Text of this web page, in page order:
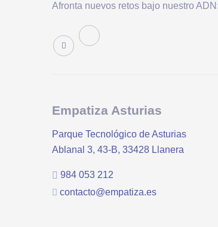
Afronta nuevos retos bajo nuestro
Empatiza Asturias
Parque Tecnológico de Asturias
Ablanal 3, 43-B, 33428 Llanera
984 053 212
contacto@empatiza.es